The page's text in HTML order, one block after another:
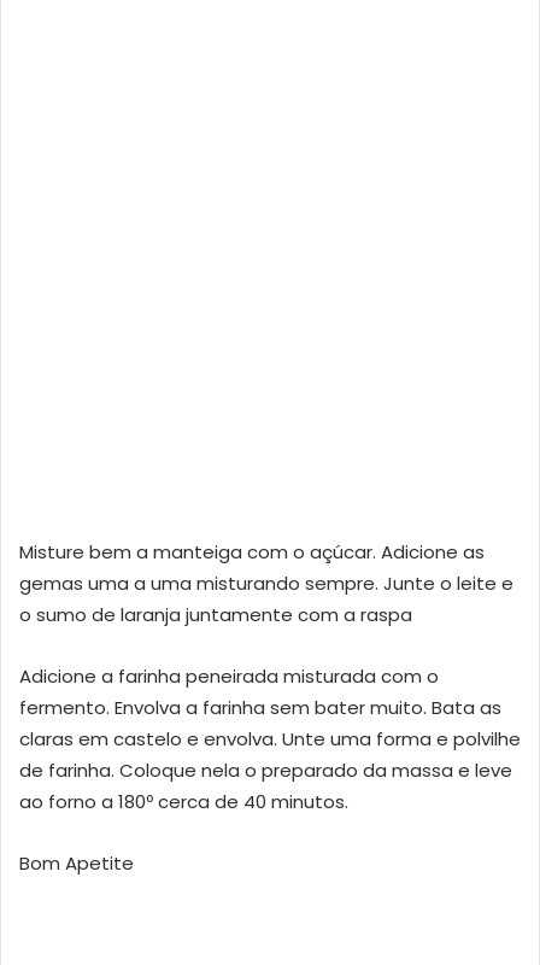
Misture bem a manteiga com o açúcar. Adicione as
gemas uma a uma misturando sempre. Junte o leite e
o sumo de laranja juntamente com a raspa
Adicione a farinha peneirada misturada com o
fermento. Envolva a farinha sem bater muito. Bata as
claras em castelo e envolva. Unte uma forma e polvilhe
de farinha. Coloque nela o preparado da massa e leve
ao forno a 180º cerca de 40 minutos.
Bom Apetite